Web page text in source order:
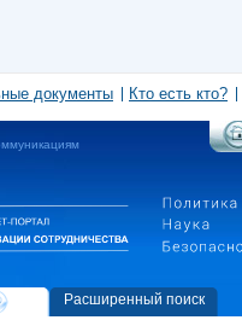
документы Кто есть кто?
Расширенный поиск